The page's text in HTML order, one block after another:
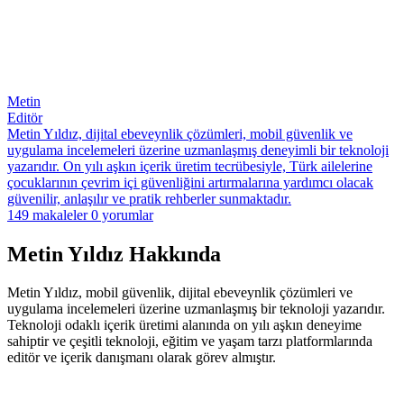
Metin
Editör
Metin Yıldız, dijital ebeveynlik çözümleri, mobil güvenlik ve
uygulama incelemeleri üzerine uzmanlaşmış deneyimli bir teknoloji
yazarıdır. On yılı aşkın içerik üretim tecrübesiyle, Türk ailelerine
çocuklarının çevrim içi güvenliğini artırmalarına yardımcı olacak
güvenilir, anlaşılır ve pratik rehberler sunmaktadır.
149 makaleler 0 yorumlar
Metin Yıldız Hakkında
Metin Yıldız, mobil güvenlik, dijital ebeveynlik çözümleri ve
uygulama incelemeleri üzerine uzmanlaşmış bir teknoloji yazarıdır.
Teknoloji odaklı içerik üretimi alanında on yılı aşkın deneyime
sahiptir ve çeşitli teknoloji, eğitim ve yaşam tarzı platformlarında
editör ve içerik danışmanı olarak görev almıştır.